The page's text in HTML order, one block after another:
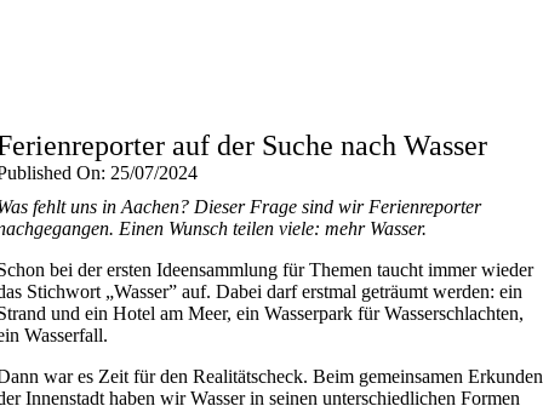
auf der Suche nach Wasser
On: 25/07/2024
fehlt uns in Aachen? Dieser Frage sind wir Ferienreporter
Einen Wunsch teilen viele: mehr Wasser.
bei der ersten Ideensammlung für Themen taucht immer wieder
Stichwort „Wasser” auf. Dabei darf erstmal geträumt werden: ein
und ein Hotel am Meer, ein Wasserpark für Wasserschlachten,
Wasserfall.
war es Zeit für den Realitätscheck. Beim gemeinsamen Erkunden
Innenstadt haben wir Wasser in seinen unterschiedlichen Formen